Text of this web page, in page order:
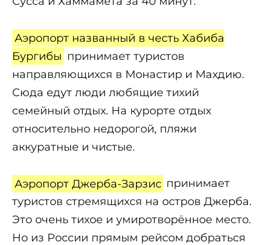
Аэропорт названный в честь Хабиба
Бургибы принимает туристов
направляющихся в Монастир и Махдию.
Сюда едут люди любящие тихий
семейный отдых. На курорте отдых
относительно недорогой, пляжи
аккуратные и чистые.
Аэропорт Джерба-Зарзис принимает
туристов стремящихся на остров Джерба.
Это очень тихое и умиротворённое место.
Но из России прямым рейсом добраться